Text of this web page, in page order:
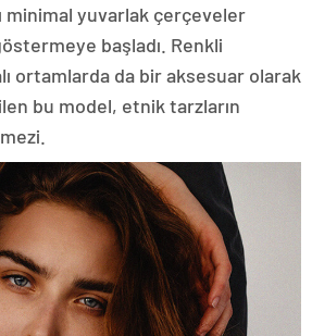
minimal yuvarlak çerçeveler
başladı. Renkli
ortamlarda da bir aksesuar olarak
bu model, etnik tarzların